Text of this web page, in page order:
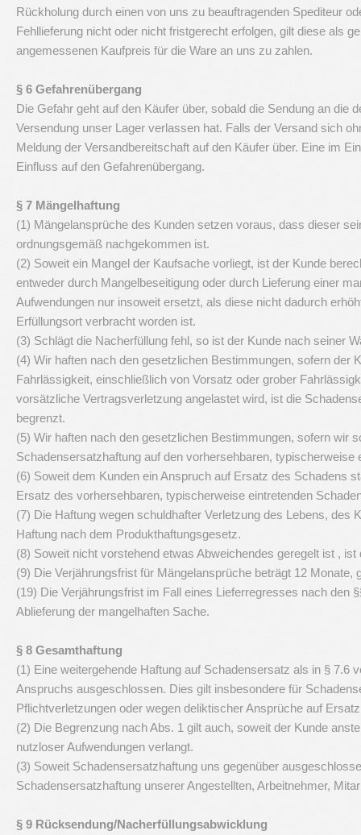
Rückholung durch einen von uns zu beauftragenden Spediteur
Fehllieferung nicht oder nicht fristgerecht erfolgen, gilt diese als
angemessenen Kaufpreis für die Ware an uns zu zahlen.
§ 6 Gefahrenübergang
Die Gefahr geht auf den Käufer über, sobald die Sendung an
Versendung unser Lager verlassen hat. Falls der Versand sich
Meldung der Versandbereitschaft auf den Käufer über. Eine im
Einfluss auf den Gefahrenübergang.
§ 7 Mängelhaftung
(1) Mängelansprüche des Kunden setzen voraus, dass dieser
ordnungsgemäß nachgekommen ist.
(2) Soweit ein Mangel der Kaufsache vorliegt, ist der Kunde
entweder durch Mangelbeseitigung oder durch Lieferung einer
Aufwendungen nur insoweit ersetzt, als diese nicht dadurch
Erfüllungsort verbracht worden ist.
(3) Schlägt die Nacherfüllung fehl, so ist der Kunde nach seiner
(4) Wir haften nach den gesetzlichen Bestimmungen, sofern
Fahrlässigkeit, einschließlich von Vorsatz oder grober
vorsätzliche Vertragsverletzung angelastet wird, ist die
begrenzt.
(5) Wir haften nach den gesetzlichen Bestimmungen, sofern wir
Schadensersatzhaftung auf den vorhersehbaren, typischerweise
(6) Soweit dem Kunden ein Anspruch auf Ersatz des Schadens
Ersatz des vorhersehbaren, typischerweise eintretenden
(7) Die Haftung wegen schuldhafter Verletzung des Lebens, des
Haftung nach dem Produkthaftungsgesetz.
(8) Soweit nicht vorstehend etwas Abweichendes geregelt ist ,
(9) Die Verjährungsfrist für Mängelansprüche beträgt 12 Monate,
(19) Die Verjährungsfrist im Fall eines Lieferregresses nach den
Ablieferung der mangelhaften Sache.
§ 8 Gesamthaftung
(1) Eine weitergehende Haftung auf Schadensersatz als in §
Anspruchs ausgeschlossen. Dies gilt insbesondere für
Pflichtverletzungen oder wegen deliktischer Ansprüche auf
(2) Die Begrenzung nach Abs. 1 gilt auch, soweit der Kunde
nutzloser Aufwendungen verlangt.
(3) Soweit Schadensersatzhaftung uns gegenüber
Schadensersatzhaftung unserer Angestellten, Arbeitnehmer,
§ 9 Rücksendung/Nacherfüllungsabwicklung